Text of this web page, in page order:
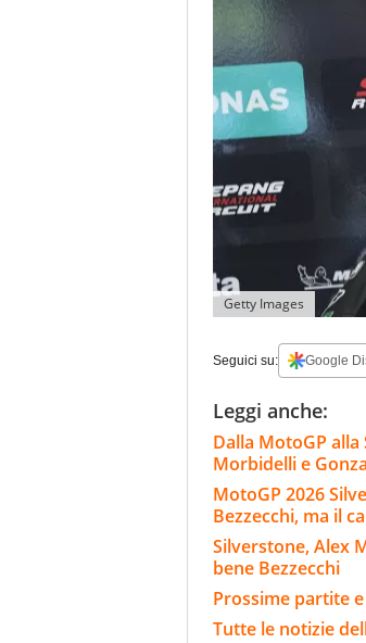
Getty Images
Seguici su: Google
Leggi anche:
Dalla MotoGP
Morbidelli e
MotoGP 2026
Bezzecchi, ma il
Silverstone, Alex
bene Bezzecchi
Prossime partite
Tutte le notizie